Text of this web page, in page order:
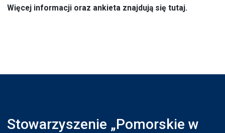
Więcej informacji oraz ankieta znajdują się tutaj.
Stowarzyszenie „Pomorskie w